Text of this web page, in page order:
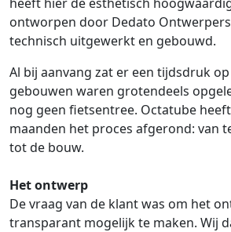
ontworpen door Dedato
technisch uitgewerkt en gebouwd.
Al bij aanvang zat er een tijdsdruk
gebouwen waren grotendeels
nog geen fietsentree. Octatube
maanden het proces afgerond: van
tot de bouw.
Het ontwerp
De vraag van de klant was om het
transparant mogelijk te maken. Wij